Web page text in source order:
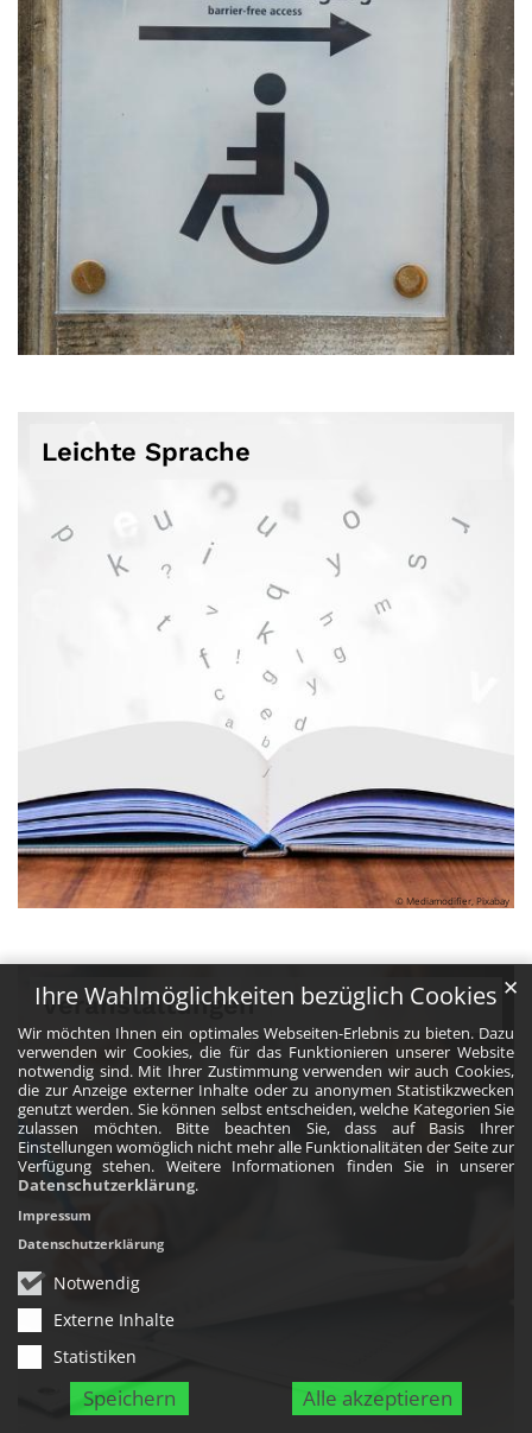
Ihre Wahlmöglichkeiten bezüglich Cookies
Wir möchten Ihnen ein optimales Webseiten-Erlebnis zu bieten. Dazu
verwenden wir Cookies, die für das Funktionieren unserer Website
notwendig sind. Mit Ihrer Zustimmung verwenden wir auch Cookies,
die zur Anzeige externer Inhalte oder zu anonymen Statistikzwecken
genutzt werden. Sie können selbst entscheiden, welche Kategorien Sie
zulassen möchten. Bitte beachten Sie, dass auf Basis Ihrer
Einstellungen womöglich nicht mehr alle Funktionalitäten der Seite zur
Verfügung stehen. Weitere Informationen finden Sie in unserer
Datenschutzerklärung.
Notwendig
Externe Inhalte
Statistiken
Speichern Alle akzeptieren
✕
Impressum
Datenschutzerklärung
Leichte Sprache
© Mediamodifier, Pixabay
Veranstaltungen